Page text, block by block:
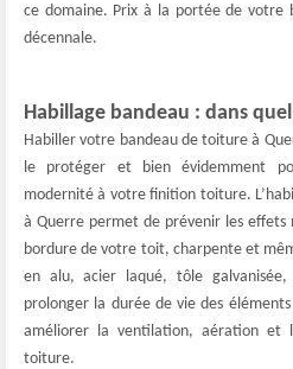
ce domaine. Prix à la portée de votre
décennale.
Habillage bandeau : dans
Habiller votre bandeau de toiture à
le protéger et bien évidemment
modernité à votre finition toiture.
à Querre permet de prévenir les effets
bordure de votre toit, charpente et
en alu, acier laqué, tôle
prolonger la durée de vie des
améliorer la ventilation, aération et
toiture.